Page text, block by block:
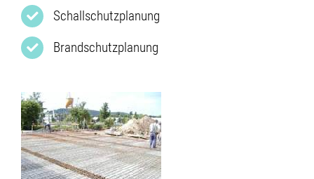
Schallschutzplanung
Brandschutzplanung